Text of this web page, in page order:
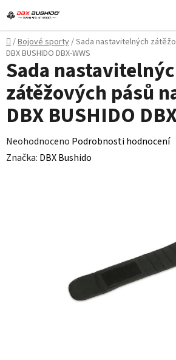
na
obsah
Domů
/Bojové sporty/Sada nastavitelných
DBX BUSHIDO DBX-WWS
Sada
zátěžových pásů
DBX BUSHIDO
Průměrné
hodnocení
Neohodnoceno Podrobnosti hodnocení
Značka: DBX Bushido